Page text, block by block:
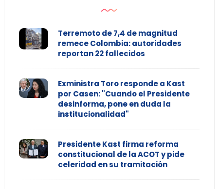
Terremoto de 7,4 de magnitud
remece Colombia: autoridades
reportan 22 fallecidos
Exministra Toro responde a Kast
por Casen: "Cuando el Presidente
desinforma, pone en duda la
institucionalidad"
Presidente Kast firma reforma
constitucional de la ACOT y pide
celeridad en su tramitación